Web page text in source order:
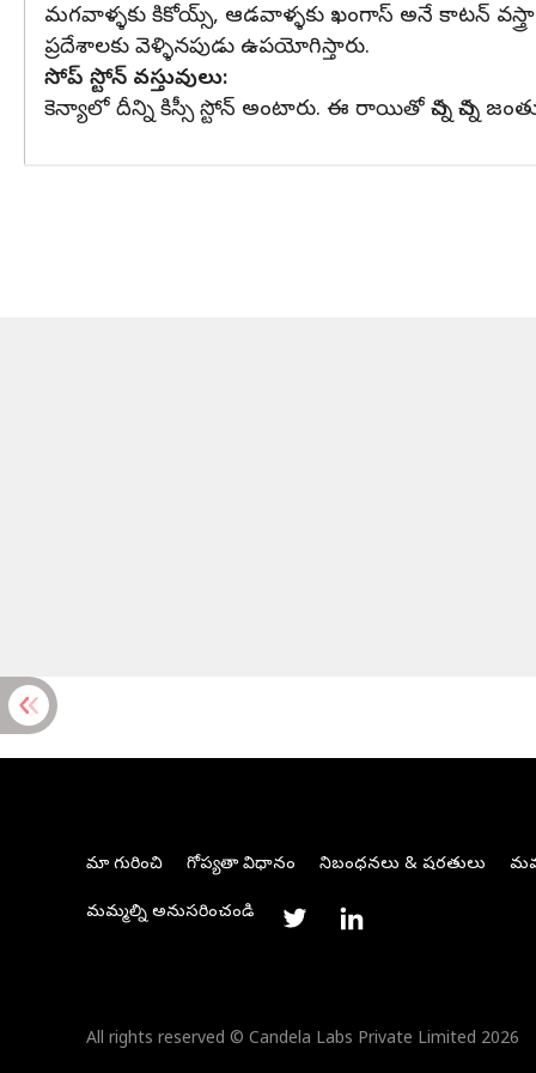
మగవాళ్ళకు కికోయ్స్, ఆడవాళ్ళకు ఖంగాస్ అనే కాటన్
ప్రదేశాలకు వెళ్ళినపుడు ఉపయోగిస్తారు.
సోప్ స్టోన్ వస్తువులు:
కెన్యాలో దీన్ని కిస్సీ స్టోన్ అంటారు. ఈ రాయితో చిన్న చిన్న
మా గురించి గోప్యతా విధానం నిబంధనలు & షరతులు
మమ్మల్ని అనుసరించండి
All rights reserved © Candela Labs Private Limited 2026